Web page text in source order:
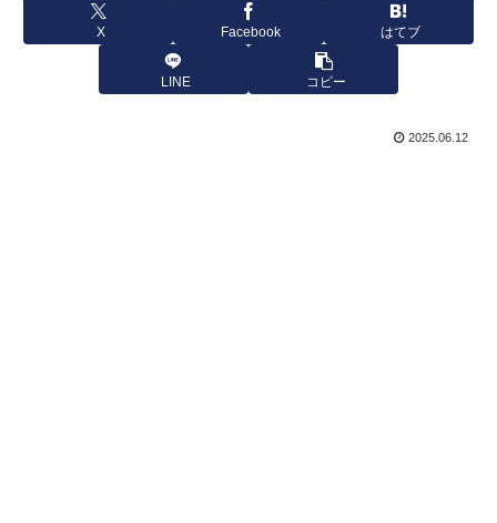
X Facebook はてブ
LINE コピー
2025.06.12